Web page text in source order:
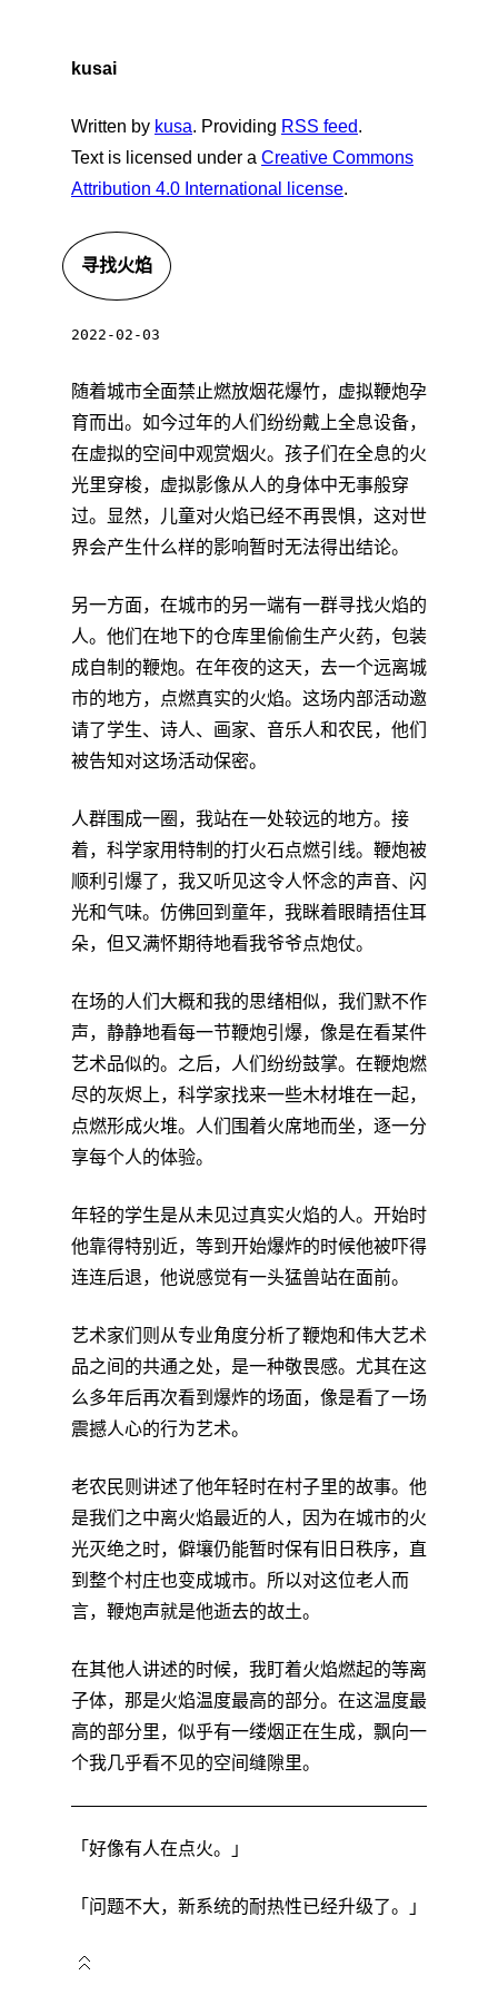
kusai
Written by kusa. Providing RSS feed.
Text is licensed under a Creative Commons
Attribution 4.0 International license.
寻找火焰
2022-02-03
随着城市全面禁止燃放烟花爆竹，虚拟鞭炮孕
育而出。如今过年的人们纷纷戴上全息设备，
在虚拟的空间中观赏烟火。孩子们在全息的火
光里穿梭，虚拟影像从人的身体中无事般穿
过。显然，儿童对火焰已经不再畏惧，这对世
界会产生什么样的影响暂时无法得出结论。
另一方面，在城市的另一端有一群寻找火焰的
人。他们在地下的仓库里偷偷生产火药，包装
成自制的鞭炮。在年夜的这天，去一个远离城
市的地方，点燃真实的火焰。这场内部活动邀
请了学生、诗人、画家、音乐人和农民，他们
被告知对这场活动保密。
人群围成一圈，我站在一处较远的地方。接
着，科学家用特制的打火石点燃引线。鞭炮被
顺利引爆了，我又听见这令人怀念的声音、闪
光和气味。仿佛回到童年，我眯着眼睛捂住耳
朵，但又满怀期待地看我爷爷点炮仗。
在场的人们大概和我的思绪相似，我们默不作
声，静静地看每一节鞭炮引爆，像是在看某件
艺术品似的。之后，人们纷纷鼓掌。在鞭炮燃
尽的灰烬上，科学家找来一些木材堆在一起，
点燃形成火堆。人们围着火席地而坐，逐一分
享每个人的体验。
年轻的学生是从未见过真实火焰的人。开始时
他靠得特别近，等到开始爆炸的时候他被吓得
连连后退，他说感觉有一头猛兽站在面前。
艺术家们则从专业角度分析了鞭炮和伟大艺术
品之间的共通之处，是一种敬畏感。尤其在这
么多年后再次看到爆炸的场面，像是看了一场
震撼人心的行为艺术。
老农民则讲述了他年轻时在村子里的故事。他
是我们之中离火焰最近的人，因为在城市的火
光灭绝之时，僻壤仍能暂时保有旧日秩序，直
到整个村庄也变成城市。所以对这位老人而
言，鞭炮声就是他逝去的故土。
在其他人讲述的时候，我盯着火焰燃起的等离
子体，那是火焰温度最高的部分。在这温度最
高的部分里，似乎有一缕烟正在生成，飘向一
个我几乎看不见的空间缝隙里。
「好像有人在点火。」
「问题不大，新系统的耐热性已经升级了。」